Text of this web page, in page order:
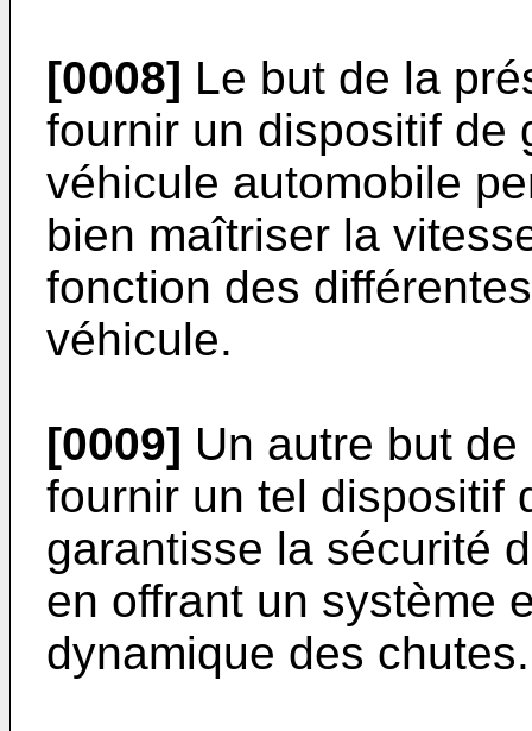
[0008] Le but de la
fournir un dispositif de
véhicule automobile
bien maîtriser la
fonction des
véhicule.
[0009] Un autre but
fournir un tel dispositif
garantisse la sécurité
en offrant un système
dynamique des chutes.